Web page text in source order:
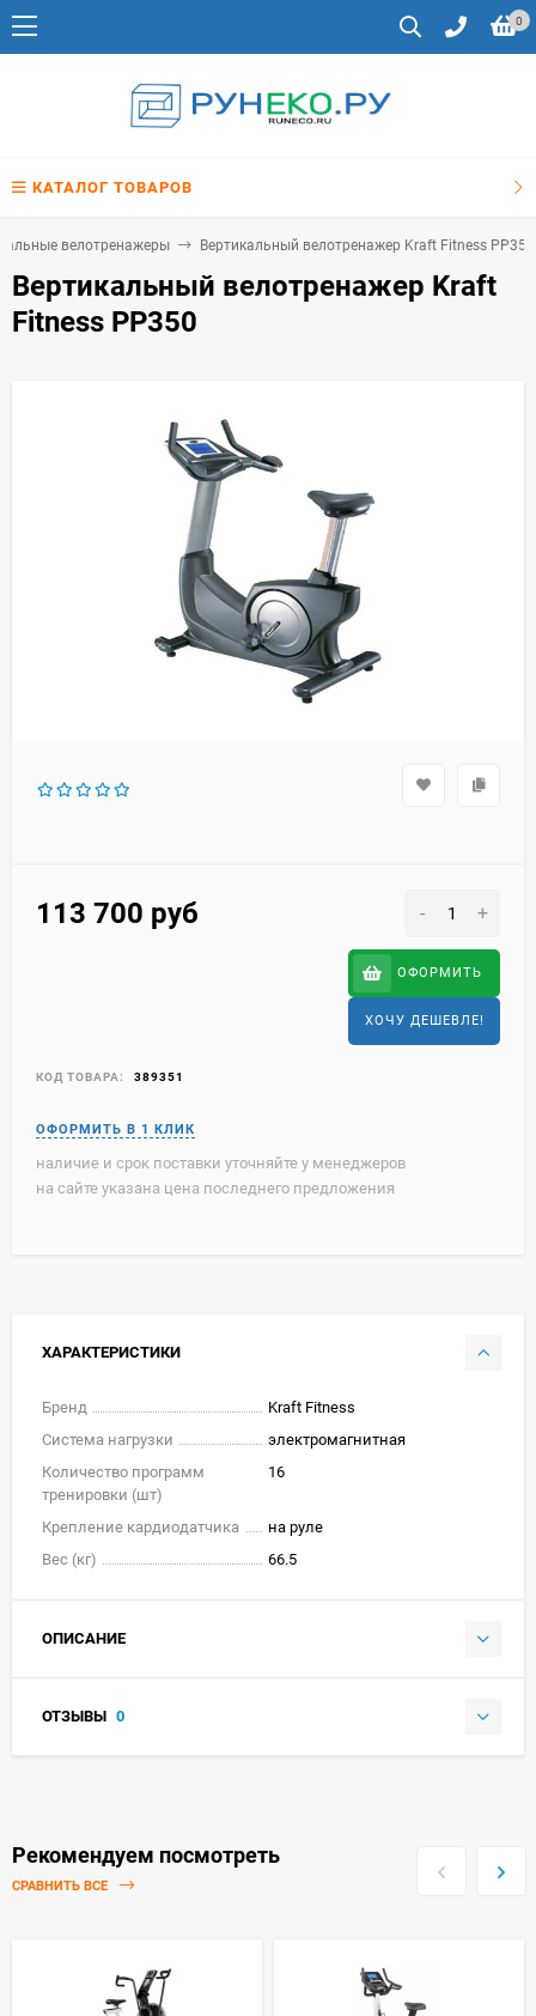
0
КАТАЛОГ ТОВАРОВ
велотренажеры Вертикальный велотренажер Kraft Fitness PP350
Вертикальный велотренажер Kraft
Fitness PP350
113 700 руб - +
ОФОРМИТЬ
ХОЧУ ДЕШЕВЛЕ!
КОД ТОВАРА: 389351
наличие и срок поставки уточняйте у менеджеров
на сайте указана цена последнего предложения
ХАРАКТЕРИСТИКИ
Бренд
Kraft Fitness
Система нагрузки
электромагнитная
Количество программ
тренировки (шт)
16
Крепление кардиодатчика
на руле
Вес (кг)
66.5
ОПИСАНИЕ
ОТЗЫВЫ 0
Рекомендуем посмотреть
СРАВНИТЬ ВСЕ